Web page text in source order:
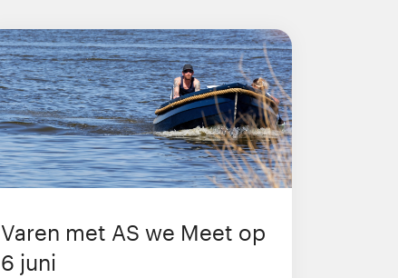
Varen met AS we Meet op
6 juni